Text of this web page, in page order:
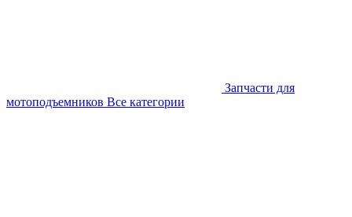
Запчасти для
мотоподъемников Все категории